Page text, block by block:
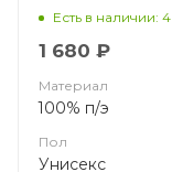
Есть в наличии: 4
1 680 ₽
Материал
100% п/э
Пол
Унисекс